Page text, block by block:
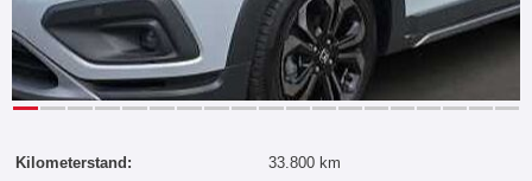
Kilometerstand:
33.800 km